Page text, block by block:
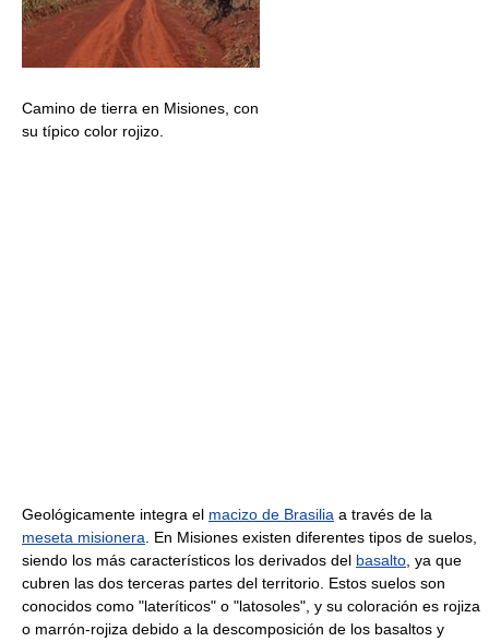
Camino de tierra en Misiones, con
su típico color rojizo.
Geológicamente integra el macizo de Brasilia a través de la
meseta misionera . En Misiones existen diferentes tipos de suelos,
siendo los más característicos los derivados del basalto , ya que
cubren las dos terceras partes del territorio. Estos suelos son
conocidos como "lateríticos" o "latosoles", y su coloración es rojiza
o marrón-rojiza debido a la descomposición de los basaltos y